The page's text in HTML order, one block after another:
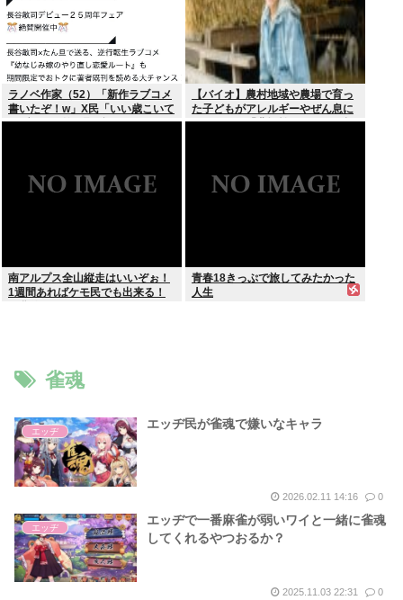
ラノベ作家（52）「新作ラブコメ
書いたぞ！w」X民「いい歳こいて
ラブコメ（笑）恥ずかしくない
【バイオ】農村地域や農場で育っ
た子どもがアレルギーやぜん息に
なりにくい「農場効果」を引き起
南アルプス全山縦走はいいぞぉ！
1週間あればケモ民でも出来る！
青春18きっぷで旅してみたかった
人生
雀魂
エッヂ
エッヂ民が雀魂で嫌いなキャラ
2026.02.11 14:16 0
エッヂ
エッヂで一番麻雀が弱いワイと一緒に雀魂
してくれるやつおるか？
2025.11.03 22:31 0